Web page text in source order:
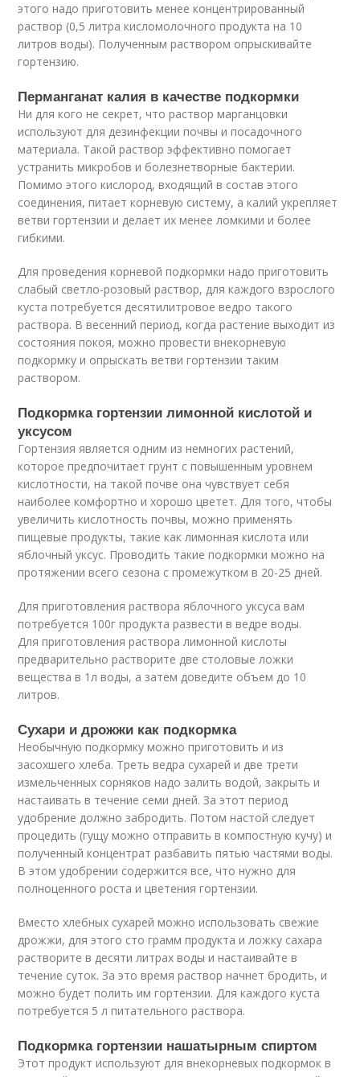
этого надо приготовить менее концентрированный
раствор (0,5 литра кисломолочного продукта на 10
литров воды). Полученным раствором опрыскивайте
гортензию.
Перманганат калия в качестве подкормки
Ни для кого не секрет, что раствор марганцовки
используют для дезинфекции почвы и посадочного
материала. Такой раствор эффективно помогает
устранить микробов и болезнетворные бактерии.
Помимо этого кислород, входящий в состав этого
соединения, питает корневую систему, а калий укрепляет
ветви гортензии и делает их менее ломкими и более
гибкими.
Для проведения корневой подкормки надо приготовить
слабый светло-розовый раствор, для каждого взрослого
куста потребуется десятилитровое ведро такого
раствора. В весенний период, когда растение выходит из
состояния покоя, можно провести внекорневую
подкормку и опрыскать ветви гортензии таким
раствором.
Подкормка гортензии лимонной кислотой и
уксусом
Гортензия является одним из немногих растений,
которое предпочитает грунт с повышенным уровнем
кислотности, на такой почве она чувствует себя
наиболее комфортно и хорошо цветет. Для того, чтобы
увеличить кислотность почвы, можно применять
пищевые продукты, такие как лимонная кислота или
яблочный уксус. Проводить такие подкормки можно на
протяжении всего сезона с промежутком в 20-25 дней.
Для приготовления раствора яблочного уксуса вам
потребуется 100г продукта развести в ведре воды.
Для приготовления раствора лимонной кислоты
предварительно растворите две столовые ложки
вещества в 1л воды, а затем доведите объем до 10
литров.
Сухари и дрожжи как подкормка
Необычную подкормку можно приготовить и из
засохшего хлеба. Треть ведра сухарей и две трети
измельченных сорняков надо залить водой, закрыть и
настаивать в течение семи дней. За этот период
удобрение должно забродить. Потом настой следует
процедить (гущу можно отправить в компостную кучу) и
полученный концентрат разбавить пятью частями воды.
В этом удобрении содержится все, что нужно для
полноценного роста и цветения гортензии.
Вместо хлебных сухарей можно использовать свежие
дрожжи, для этого сто грамм продукта и ложку сахара
растворите в десяти литрах воды и настаивайте в
течение суток. За это время раствор начнет бродить, и
можно будет полить им гортензии. Для каждого куста
потребуется 5 л питательного раствора.
Подкормка гортензии нашатырным спиртом
Этот продукт используют для внекорневых подкормок в